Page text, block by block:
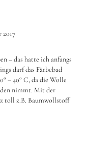
2017
– das hatte ich anfangs
darf das Färbebad
– 40° C, da die Wolle
nimmt. Mit der
toll z.B. Baumwollstoff